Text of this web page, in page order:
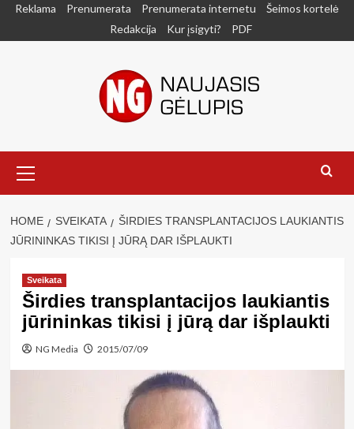
SkipReklama Prenumerata Prenumerata internetu
Šeimos kortelė
Redakcija
Kur įsigyti? PDF
Menu
HOME SVEIKATA
ŠIRDIES TRANSPLANTACIJOS LAUKIANTIS
JŪRININKAS TIKISI Į JŪRĄ DAR IŠPLAUKTI
Sveikata
Širdies transplantacijos laukiantis
jūrininkas tikisi į jūrą dar išplaukti
NG Media 2015/07/09